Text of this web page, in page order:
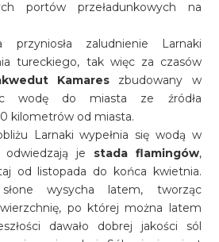
portów przeładunkowych na
przyniosła zaludnienie Larnaki
tureckiego, tak więc za czasów
Kamares zbudowany w
wodę do miasta ze źródła
kilometrów od miasta.
Larnaki wypełnia się wodą w
je stada flamingów,
od listopada do końca kwietnia.
wysycha latem, tworząc
po której można latem
dawało dobrej jakości sól